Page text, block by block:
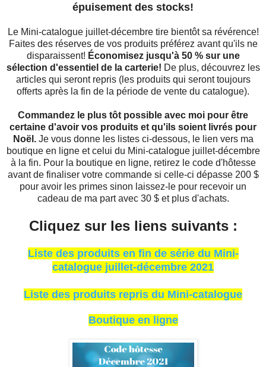
épuisement des stocks!
Le Mini-catalogue juillet-décembre tire bientôt sa révérence!
Faites des réserves de vos produits préférez avant qu'ils ne
disparaissent! Économisez jusqu'à 50 % sur une
sélection d'essentiel de la carterie! De plus, découvrez les
articles qui seront repris (les produits qui seront toujours
offerts après la fin de la période de vente du catalogue).
Commandez le plus tôt possible avec moi pour être
certaine d'avoir vos produits et qu'ils soient livrés pour
Noël.Je vous donne les listes ci-dessous, le lien vers ma
boutique en ligne et celui du Mini-catalogue juillet-décembre
à la fin. Pour la boutique en ligne, retirez le code d'hôtesse
avant de finaliser votre commande si celle-ci dépasse 200 $
pour avoir les primes sinon laissez-le pour recevoir un
cadeau de ma part avec 30 $ et plus d'achats.
Cliquez sur les liens suivants :
Liste des produits en fin de série du Mini-
catalogue juillet-décembre 2021
Liste des produits repris du Mini-catalogue
Boutique en ligne